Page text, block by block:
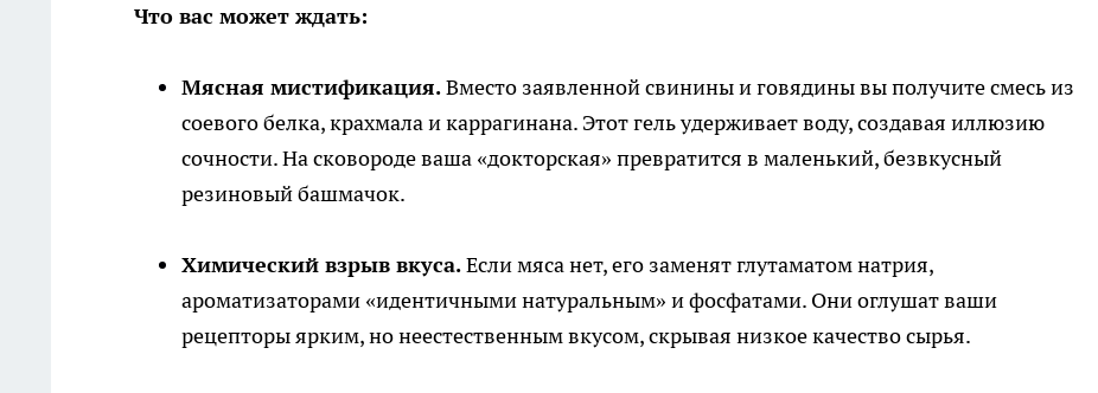
Что вас может ждать:
Мясная мистификация.Вместо заявленной свинины и говядины вы получите смесь из
соевого белка, крахмала и каррагинана. Этот гель удерживает воду, создавая иллюзию
сочности. На сковороде ваша «докторская» превратится в маленький, безвкусный
резиновый башмачок.
Химический взрыв вкуса.Если мяса нет, его заменят глутаматом натрия,
ароматизаторами «идентичными натуральным» и фосфатами. Они оглушат ваши
рецепторы ярким, но неестественным вкусом, скрывая низкое качество сырья.